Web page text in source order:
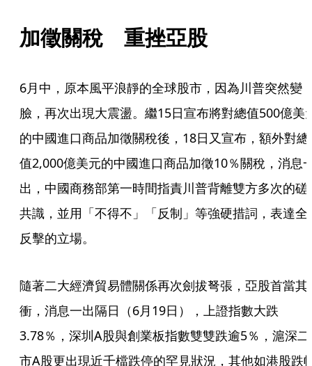
加徵關稅　重挫亞股
6月中，原本風平浪靜的全球股市，因為川普突然變
臉，再次出現大震盪。繼15日宣布將對總值500億美
的中國進口商品加徵關稅後，18日又宣布，額外對總
值2,000億美元的中國進口商品加徵10％關稅，消息
出，中國商務部第一時間指責川普背離雙方多次的磋
共識，並用「不得不」「反制」等強硬措詞，表達全
反擊的立場。
隨著二大經濟貿易體關係再次劍拔弩張，亞股首當其
衝，消息一出隔日（6月19日），上證指數大跌
3.78％，深圳A股與創業板指數雙雙跌逾5％，滬深二
市A股更出現近千檔跌停的罕見狀況，其他如港股跌